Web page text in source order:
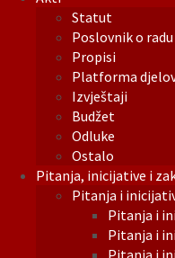
Statut
Poslovnik o radu
Propisi
Platforma
Izvještaji
Budžet
Odluke
Ostalo
Pitanja, inicijative i
Pitanja i
Pitanja i
Pitanja i